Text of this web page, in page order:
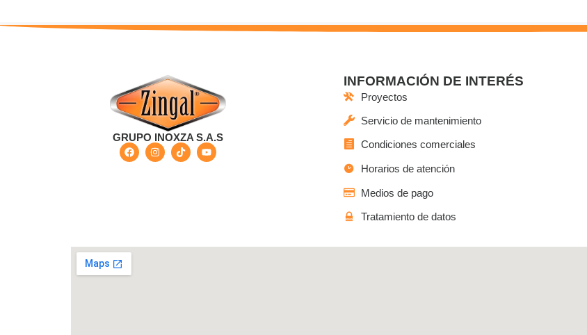
GRUPO INOXZA S.A.S
INFORMACIÓN DE INTERÉS
Proyectos
Servicio de mantenimiento
Condiciones comerciales
Horarios de atención
Medios de pago
Tratamiento de datos